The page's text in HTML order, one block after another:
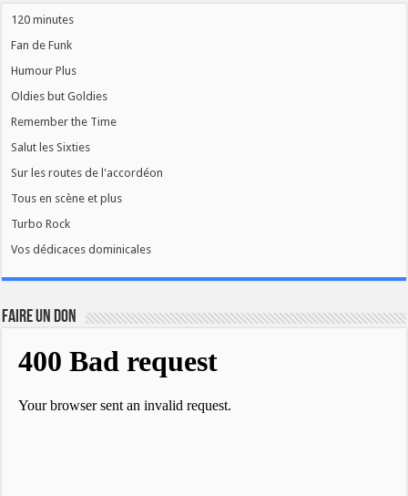
120 minutes
Fan de Funk
Humour Plus
Oldies but Goldies
Remember the Time
Salut les Sixties
Sur les routes de l'accordéon
Tous en scène et plus
Turbo Rock
Vos dédicaces dominicales
FAIRE UN DON